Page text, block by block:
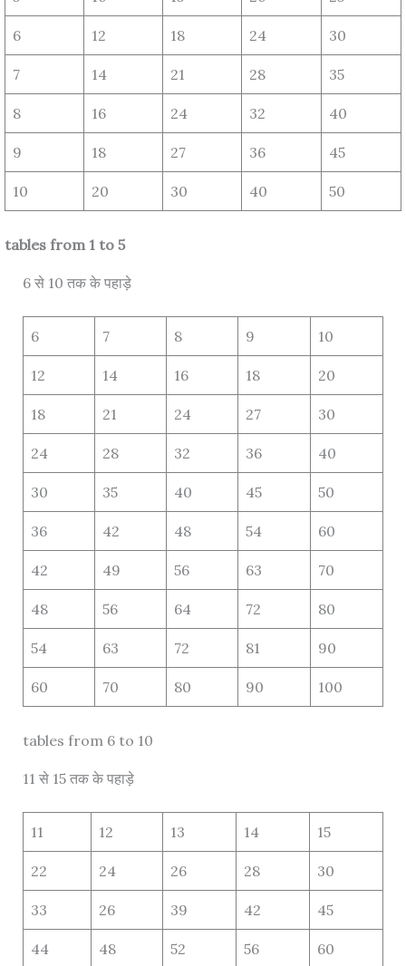
6 12 18 24 30
7 14 21 28 35
8 16 24 32 40
9 18 27 36 45
10 20 30 40 50
tables from 1 to 5
6 से 10 तक के पहाड़े
6 7 8 9 10
12 14 16 18 20
18 21 24 27 30
24 28 32 36 40
30 35 40 45 50
36 42 48 54 60
42 49 56 63 70
48 56 64 72 80
54 63 72 81 90
60 70 80 90 100
tables from 6 to 10
11 से 15 तक के पहाड़े
11 12 13 14 15
22 24 26 28 30
33 26 39 42 45
44 48 52 56 60